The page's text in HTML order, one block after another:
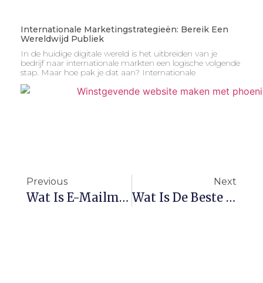
Internationale Marketingstrategieën: Bereik Een
Wereldwijd Publiek
In de huidige digitale wereld is het uitbreiden van je
bedrijf naar internationale markten een logische volgende
stap. Maar hoe pak je dat aan? Internationale
Previous
Wat Is E-Mailmarketing? Een Krachtige Tool Voor Directe Communicatie
Next
Wat Is De Beste Software Voor E-Mailmarketing? Een Vergelijking Van Topopties